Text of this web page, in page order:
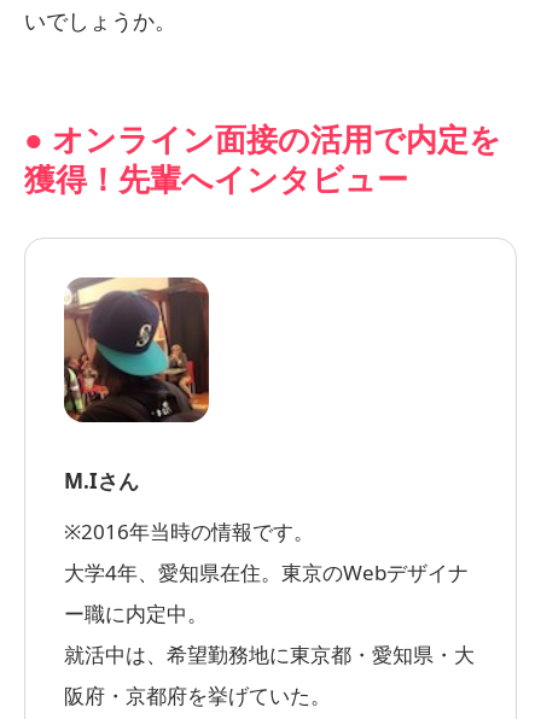
いでしょうか。
● オンライン面接の活用で内定を
獲得！先輩へインタビュー
M.Iさん
※2016年当時の情報です。
大学4年、愛知県在住。東京のWebデザイナ
ー職に内定中。
就活中は、希望勤務地に東京都・愛知県・大
阪府・京都府を挙げていた。